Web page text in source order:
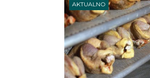
AKTUALNO